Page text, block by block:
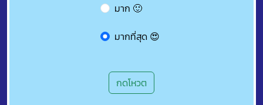
มาก 🙂
มากที่สุด 😍
กดโหวต